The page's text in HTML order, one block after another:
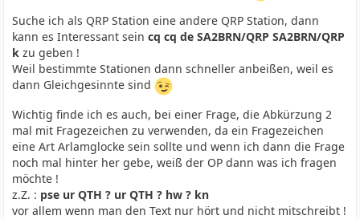
Suche ich als QRP Station eine andere QRP Station, dann
kann es Interessant seincq cq de SA2BRN/QRP SA2BRN/QRP
k zu geben !
Weil bestimmte Stationen dann schneller anbeißen, weil es
dann Gleichgesinnte sind
Wichtig finde ich es auch, bei einer Frage, die Abkürzung 2
mal mit Fragezeichen zu verwenden, da ein Fragezeichen
eine Art Arlamglocke sein sollte und wenn ich dann die Frage
noch mal hinter her gebe, weiß der OP dann was ich fragen
möchte !
z.Z. : pse ur QTH ? ur QTH ? hw ? kn
vor allem wenn man den Text nur hört und nicht mitschreibt !